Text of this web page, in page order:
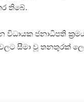
තිබේ.
ජනාධිපති
සීමා වූ තනතුරක්